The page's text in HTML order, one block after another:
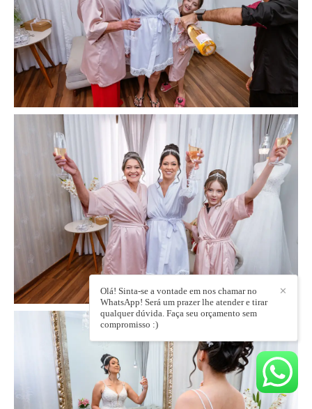
✕
Olá! Sinta-se a vontade em nos chamar no
WhatsApp! Será um prazer lhe atender e tirar
qualquer dúvida. Faça seu orçamento sem
compromisso :)